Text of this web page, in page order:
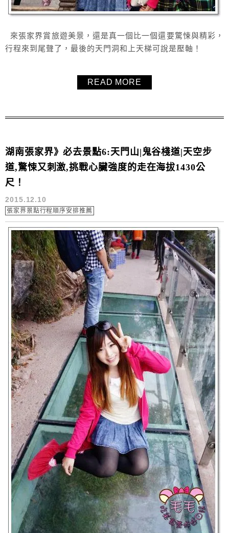
來張家界賞旅遊美景，還是真一個比一個還要驚悚與精彩，
行程來到尾聲了，最後的天門洞和上天梯可說是壓軸！
READ MORE
湖南張家界》必去景點6:天門山|鬼谷棧道|天空步
道,驚悚又刺激,挑戰心臟強度的走在海拔1430公
尺！
2015.12.10
張家界景點行程順序安排推薦